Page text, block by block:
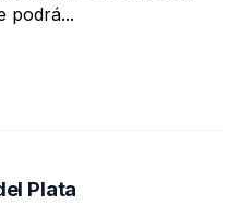
podrá...
Plata